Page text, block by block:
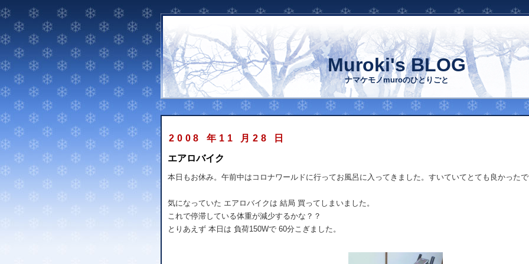
Muroki's BLOG
ナマケモノmuroのひとりごと
2008 年11 月28 日
エアロバイク
本日もお休み。午前中はコロナワールドに行ってお風呂に入ってきました。すいていてとても良かった
気になっていた エアロバイクは 結局 買ってしまいました。
これで停滞している体重が減少するかな？？
とりあえず 本日は 負荷150Wで 60分こぎました。